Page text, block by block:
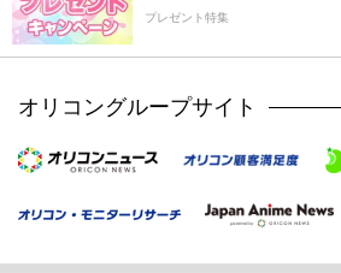
プレゼント特集
オリコングループサイト